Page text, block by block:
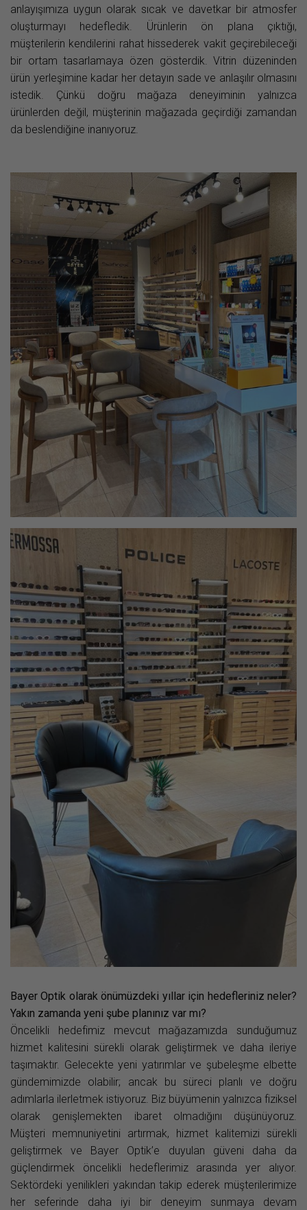
anlayışımıza uygun olarak sıcak ve davetkar bir atmosfer
oluşturmayı hedefledik. Ürünlerin ön plana çıktığı,
müşterilerin kendilerini rahat hissederek vakit geçirebileceği
bir ortam tasarlamaya özen gösterdik. Vitrin düzeninden
ürün yerleşimine kadar her detayın sade ve anlaşılır olmasını
istedik. Çünkü doğru mağaza deneyiminin yalnızca
ürünlerden değil, müşterinin mağazada geçirdiği zamandan
da beslendiğine inanıyoruz.
Bayer Optik olarak önümüzdeki yıllar için hedefleriniz neler?
Yakın zamanda yeni şube planınız var mı?
Öncelikli hedefimiz mevcut mağazamızda sunduğumuz
hizmet kalitesini sürekli olarak geliştirmek ve daha ileriye
taşımaktır. Gelecekte yeni yatırımlar ve şubeleşme elbette
gündemimizde olabilir; ancak bu süreci planlı ve doğru
adımlarla ilerletmek istiyoruz. Biz büyümenin yalnızca fiziksel
olarak genişlemekten ibaret olmadığını düşünüyoruz.
Müşteri memnuniyetini artırmak, hizmet kalitemizi sürekli
geliştirmek ve Bayer Optik’e duyulan güveni daha da
güçlendirmek öncelikli hedeflerimiz arasında yer alıyor.
Sektördeki yenilikleri yakından takip ederek müşterilerimize
her seferinde daha iyi bir deneyim sunmaya devam